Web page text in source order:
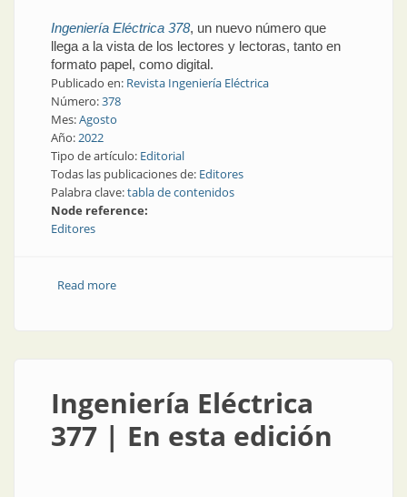
Ingeniería Eléctrica 378, un nuevo número que
llega a la vista de los lectores y lectoras, tanto en
formato papel, como digital.
Publicado en: Revista Ingeniería Eléctrica
Número:378
Mes:Agosto
Año:2022
Tipo de artículo: Editorial
Todas las publicaciones de: Editores
Palabra clave:tabla de contenidos
Node reference:
Editores
Read moreabout Ingeniería Eléctrica 378 | En esta edición
Ingeniería Eléctrica
377 | En esta edición